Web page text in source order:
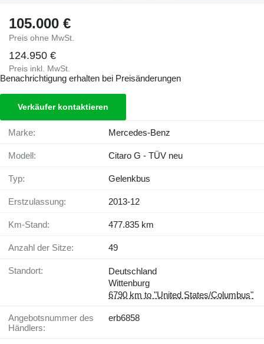
105.000 €
Preis ohne MwSt.
124.950 €
Preis inkl. MwSt.
Benachrichtigung erhalten bei Preisänderungen
Verkäufer kontaktieren
Marke: Mercedes-Benz
Modell: Citaro G - TÜV neu
Typ: Gelenkbus
Erstzulassung: 2013-12
Km-Stand: 477.835 km
Anzahl der Sitze: 49
Standort:
Deutschland
Wittenburg
6790 km to "United States/Columbus"
Angebotsnummer des
Händlers:
erb6858